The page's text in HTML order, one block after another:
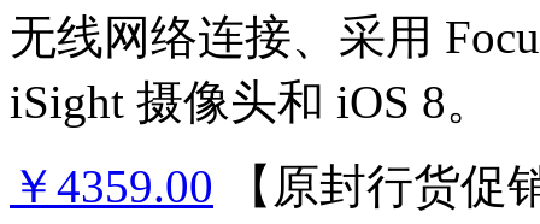
无线网络连接、采用
iSight 摄像头和 iOS 8。
￥4359.00
【原封行货促